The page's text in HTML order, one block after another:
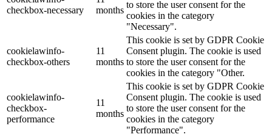
checkbox-necessary
months
to store the user consent for the
cookies in the category
"Necessary".
cookielawinfo-
checkbox-others
11
months
This cookie is set by GDPR Cookie
Consent plugin. The cookie is used
to store the user consent for the
cookies in the category "Other.
cookielawinfo-
checkbox-
performance
11
months
This cookie is set by GDPR Cookie
Consent plugin. The cookie is used
to store the user consent for the
cookies in the category
"Performance".